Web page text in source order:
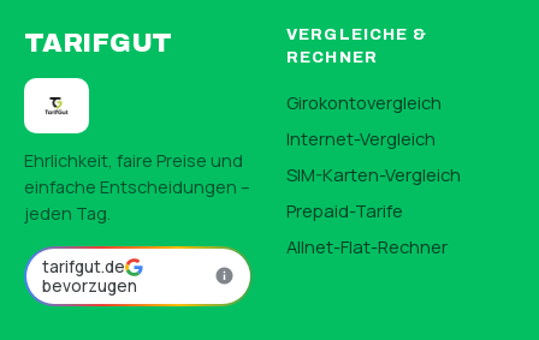
TARIFGUT
Ehrlichkeit, faire Preise und
einfache Entscheidungen –
jeden Tag.
tarifgut.de
bevorzugen
VERGLEICHE &
RECHNER
Girokontovergleich
Internet-Vergleich
SIM-Karten-Vergleich
Prepaid-Tarife
Allnet-Flat-Rechner